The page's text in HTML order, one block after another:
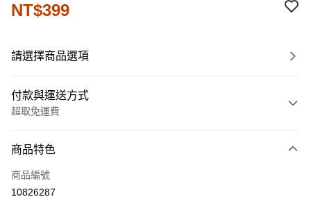
NT$399
請選擇商品選項
付款與運送方式
超取免運費
信用卡一次付款
LINE Pay
商品特色
商品編號
10826287